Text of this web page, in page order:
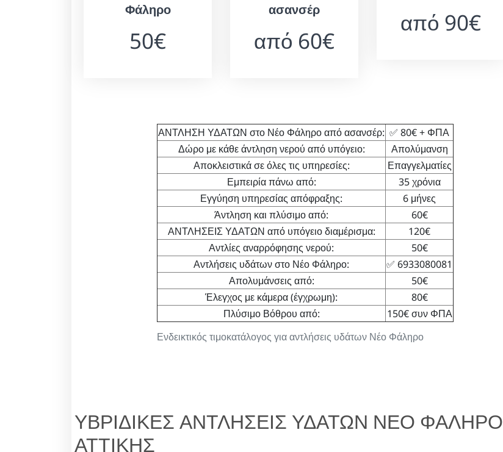
Φάληρο
50€
ασανσέρ
από 60€
από 90€
Ενδεικτικός τιμοκατάλογος για αντλήσεις υδάτων Νέο Φάληρο
ΑΝΤΛΗΣΗ ΥΔΑΤΩΝ στο Νέο Φάληρο από ασανσέρ: ✅ 80€ + ΦΠΑ
Δώρο με κάθε άντληση νερού από υπόγειο:
Απολύμανση
Αποκλειστικά σε όλες τις υπηρεσίες:
Επαγγελματίες
Εμπειρία πάνω από:
35 χρόνια
Εγγύηση υπηρεσίας απόφραξης:
6 μήνες
Άντληση και πλύσιμο από:
60€
ΑΝΤΛΗΣΕΙΣ ΥΔΑΤΩΝ από υπόγειο διαμέρισμα:
120€
Αντλίες αναρρόφησης νερού:
50€
Αντλήσεις υδάτων στο Νέο Φάληρο:
✅ 6933080081
Απολυμάνσεις από:
50€
Έλεγχος με κάμερα (έγχρωμη):
80€
Πλύσιμο Βόθρου από:
150€ συν ΦΠΑ
ΥΒΡΙΔΙΚΕΣ ΑΝΤΛΗΣΕΙΣ ΥΔΑΤΩΝ ΝΕΟ ΦΑΛΗΡΟ
ΑΤΤΙΚΗΣ